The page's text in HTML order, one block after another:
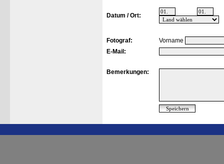
Datum / Ort:
Fotograf:
Vorname
E-Mail:
Bemerkungen: